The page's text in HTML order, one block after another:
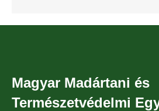
Magyar Madártani és
Természetvédelmi